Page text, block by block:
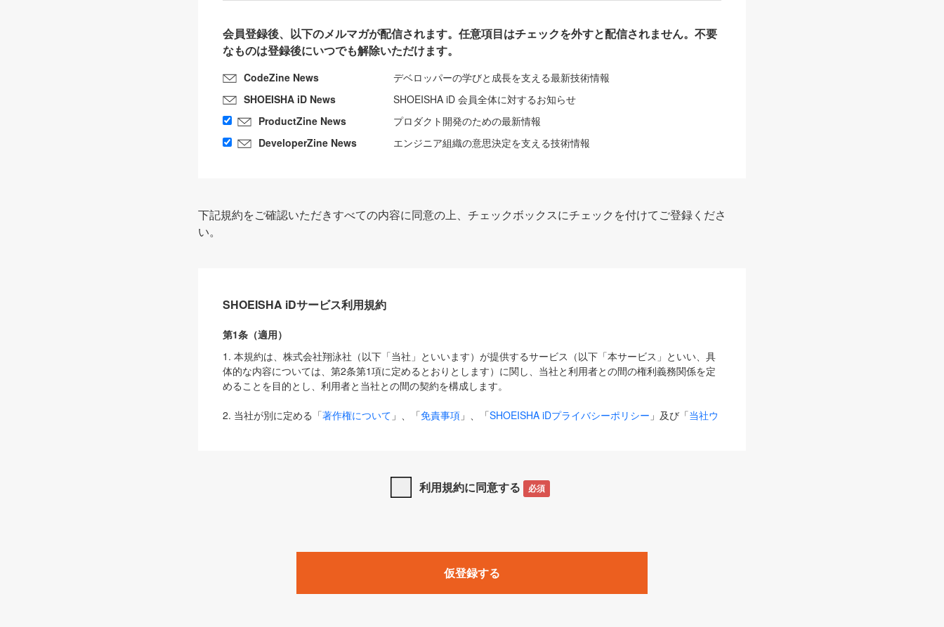
会員登録後、以下のメルマガが配信されます。任意項目はチェックを外すと配信されません。不要
なものは登録後にいつでも解除いただけます。
CodeZine News
デベロッパーの学びと成長を支える最新技術情報
SHOEISHA iD News
SHOEISHA iD 会員全体に対するお知らせ
ProductZine News
プロダクト開発のための最新情報
DeveloperZine News
エンジニア組織の意思決定を支える技術情報
下記規約をご確認いただきすべての内容に同意の上、チェックボックスにチェックを付けてご登録くださ
い。
SHOEISHA iDサービス利用規約
第1条（適用）
1. 本規約は、株式会社翔泳社（以下「当社」といいます）が提供するサービス（以下「本サービス」といい、具
体的な内容については、第2条第1項に定めるとおりとします）に関し、当社と利用者との間の権利義務関係を定
めることを目的とし、利用者と当社との間の契約を構成します。
2. 当社が別に定める「著作権について 」、「免責事項 」、「SHOEISHA iDプライバシーポリシー 」及び「当社ウ
は、本規約の規定が優先して適用されるものとします。
1. 「本サービス」とは、当社が提供する以下のサービス（名称や内容が変更された場合、変更後のサービスを含
みます）及びこれらサービスに関連して当社が実施するイベントやキャンペーンをいいます。
「SEBook」「SEShop」「CodeZine」「MarkeZine」「EnterpriseZine」「ECzine」「Biz/Zine」「HRzine」
利用規約に同意する 必須
仮登録する